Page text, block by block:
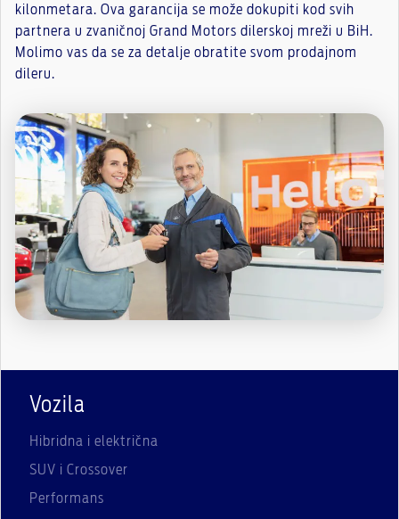
kilonmetara. Ova garancija se može dokupiti kod svih
partnera u zvaničnoj Grand Motors dilerskoj mreži u BiH.
Molimo vas da se za detalje obratite svom prodajnom
dileru.
Vozila
Hibridna i električna
SUV i Crossover
Performans